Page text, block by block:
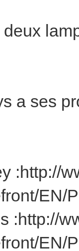
a ses
:http://
EN/
:http://
EN/